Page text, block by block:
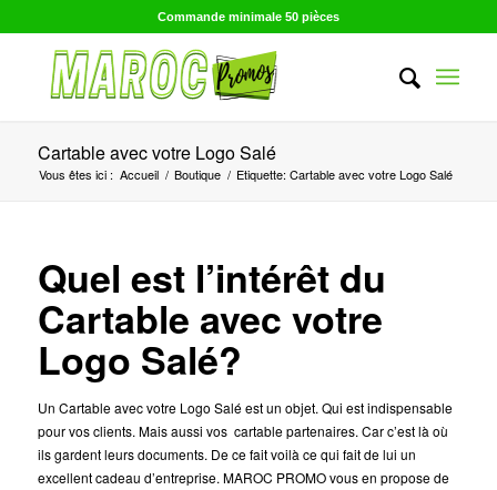
Commande minimale 50 pièces
Cartable avec votre Logo Salé
Vous êtes ici : Accueil / Boutique / Etiquette: Cartable avec votre Logo Salé
Quel est l’intérêt du
Cartable avec votre
Logo Salé?
Un Cartable avec votre Logo Salé est un objet. Qui est indispensable
pour vos clients. Mais aussi vos cartable partenaires. Car c’est là où
ils gardent leurs documents. De ce fait voilà ce qui fait de lui un
excellent cadeau d’entreprise. MAROC PROMO vous en propose de